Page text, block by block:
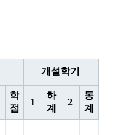
개설학기
학
점
1
하
계
2
동
계